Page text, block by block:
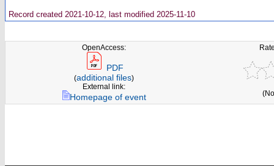
Record created 2021-10-12, last modified 2025-11-10
OpenAccess:
PDF
(additional files)
External link:
Homepage of event